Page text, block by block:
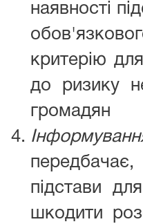
наявності
критерію
до ризику
громадян
підстави
шкодити